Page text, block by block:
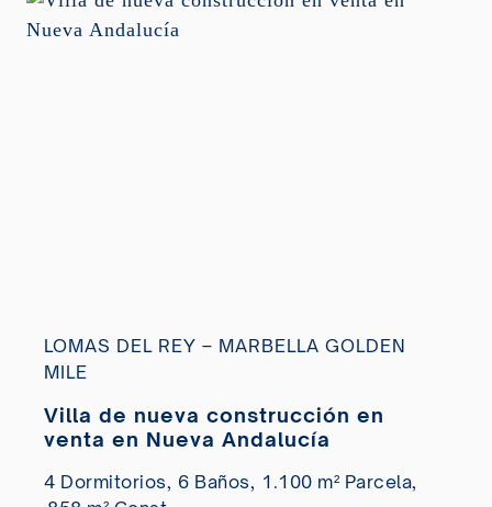
LOMAS DEL REY – MARBELLA GOLDEN
MILE
Villa de nueva construcción en
venta en Nueva Andalucía
4 Dormitorios, 6 Baños, 1.100 m² Parcela,